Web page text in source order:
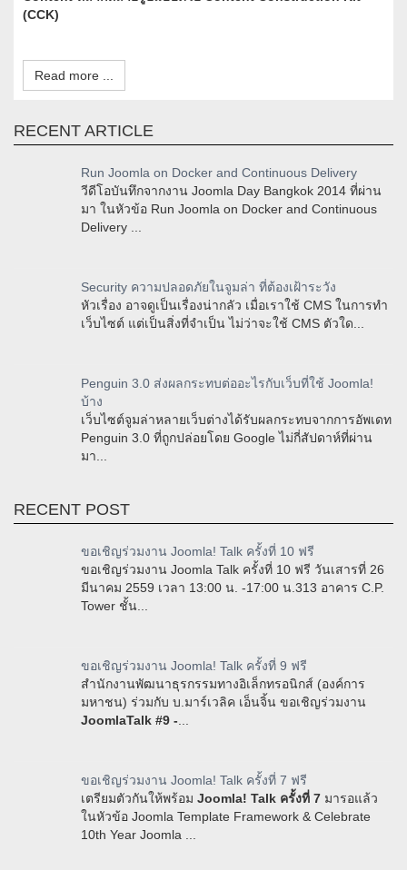
(CCK)
Read more ...
RECENT ARTICLE
Run Joomla on Docker and Continuous Delivery
วีดีโอบันทึกจากงาน Joomla Day Bangkok 2014 ที่ผ่าน
มา ในหัวข้อ Run Joomla on Docker and Continuous
Delivery ...
Security ความปลอดภัยในจูมล่า ที่ต้องเฝ้าระวัง
หัวเรื่อง อาจดูเป็นเรื่องน่ากลัว เมื่อเราใช้ CMS ในการทำ
เว็บไซต์ แต่เป็นสิ่งที่จำเป็น ไม่ว่าจะใช้ CMS ตัวใด...
Penguin 3.0 ส่งผลกระทบต่ออะไรกับเว็บที่ใช้ Joomla!
บ้าง
เว็บไซต์จูมล่าหลายเว็บต่างได้รับผลกระทบจากการอัพเดท
Penguin 3.0 ที่ถูกปล่อยโดย Google ไม่กี่สัปดาห์ที่ผ่าน
มา...
RECENT POST
ขอเชิญร่วมงาน Joomla! Talk ครั้งที่ 10 ฟรี
ขอเชิญร่วมงาน Joomla Talk ครั้งที่ 10 ฟรี วันเสารที่ 26
มีนาคม 2559 เวลา 13:00 น. -17:00 น.313 อาคาร C.P.
Tower ชั้น...
ขอเชิญร่วมงาน Joomla! Talk ครั้งที่ 9 ฟรี
สำนักงานพัฒนาธุรกรรมทางอิเล็กทรอนิกส์ (องค์การ
มหาชน) ร่วมกับ บ.มาร์เวลิค เอ็นจิ้น ขอเชิญร่วมงาน
JoomlaTalk #9 -
ขอเชิญร่วมงาน Joomla! Talk ครั้งที่ 7 ฟรี
เตรียมตัวกันให้พร้อม Joomla! Talk ครั้งที่ 7 มารอแล้ว
ในหัวข้อ Joomla Template Framework & Celebrate
10th Year Joomla ...